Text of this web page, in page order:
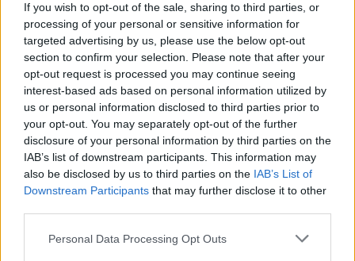
If you wish to opt-out of the sale, sharing to third parties, or
processing of your personal or sensitive information for
targeted advertising by us, please use the below opt-out
section to confirm your selection. Please note that after your
opt-out request is processed you may continue seeing
interest-based ads based on personal information utilized by
us or personal information disclosed to third parties prior to
your opt-out. You may separately opt-out of the further
disclosure of your personal information by third parties on the
IAB’s list of downstream participants. This information may
also be disclosed by us to third parties on the IAB’s List of
Downstream Participants that may further disclose it to other
Please note that this website/app uses one or more Google
Personal Data Processing Opt Outs
στην Περιφέρεια Κεντρικής Μακεδονίας,
όπου βρίσκεται σε εξέλιξη συνάντηση του
υπουργού Προστασίας του Πολίτη,Μιχάλη
Χρυσοχοΐδη, με τον περιφερειάρχη και τους
δημάρχους της Θεσσαλονίκης για
τηναστυνόμευση. Σύμφωνα με την ΕΡΤ, οι
εργαζόμενεςέγραψαν το σύνθημα αυτό σε
φύλλα χαρτιού και τα κόλλησαν στον τοίχο,
με στόχο να απευθύνουν έκκληση για την
προστασία των γυναικών.
Η αντιπρόεδρος τηςΟμοσπονδίας